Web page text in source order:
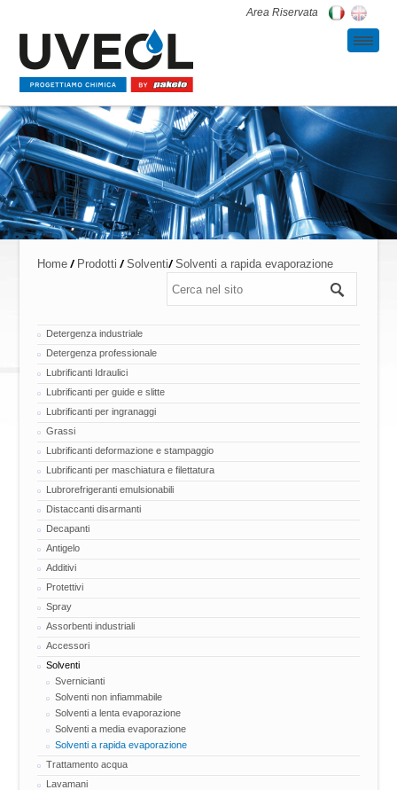
Area Riservata
Home / Prodotti /Solventi/Solventi a rapida evaporazione
Detergenza industriale
Detergenza professionale
Lubrificanti Idraulici
Lubrificanti per guide e slitte
Lubrificanti per ingranaggi
Grassi
Lubrificanti deformazione e stampaggio
Lubrificanti per maschiatura e filettatura
Lubrorefrigeranti emulsionabili
Distaccanti disarmanti
Decapanti
Antigelo
Additivi
Protettivi
Spray
Assorbenti industriali
Accessori
Solventi
Svernicianti
Solventi non infiammabile
Solventi a lenta evaporazione
Solventi a media evaporazione
Solventi a rapida evaporazione
Trattamento acqua
Lavamani